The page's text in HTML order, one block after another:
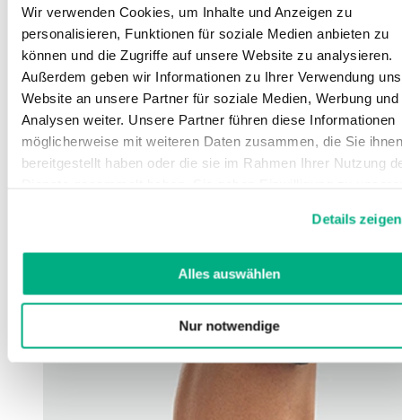
Wir verwenden Cookies, um Inhalte und Anzeigen zu
personalisieren, Funktionen für soziale Medien anbieten zu
können und die Zugriffe auf unsere Website zu analysieren.
Außerdem geben wir Informationen zu Ihrer Verwendung
Website an unsere Partner für soziale Medien, Werbung und
Analysen weiter. Unsere Partner führen diese Informationen
möglicherweise mit weiteren Daten zusammen, die Sie ihnen
bereitgestellt haben oder die sie im Rahmen Ihrer Nutzung
unsererDatenschutzerklärungundImpressum.
Details zeigen
Alles auswählen
Nur notwendige